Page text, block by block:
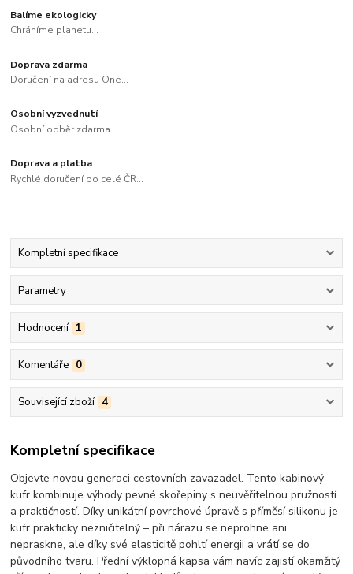
Balíme ekologicky
Chráníme planetu...
Doprava zdarma
Doručení na adresu One...
Osobní vyzvednutí
Osobní odběr zdarma...
Doprava a platba
Rychlé doručení po celé ČR...
Kompletní specifikace
Parametry
Hodnocení 1
Komentáře 0
Související zboží 4
Kompletní specifikace
Objevte novou generaci cestovních zavazadel. Tento kabinový
kufr kombinuje výhody pevné skořepiny s neuvěřitelnou pružností
a praktičností. Díky unikátnípovrchové úpravě s příměsí silikonu je
kufr prakticky nezničitelný – při nárazu se neprohne ani
nepraskne, ale díky své elasticitě pohltí energii a vrátí se do
původního tvaru. Přední výklopná kapsa vám navíc zajistí okamžitý